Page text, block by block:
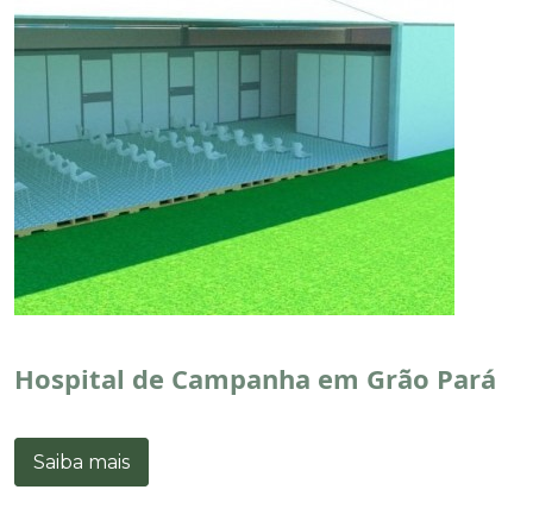
Hospital de Campanha em Grão Pará
Saiba mais